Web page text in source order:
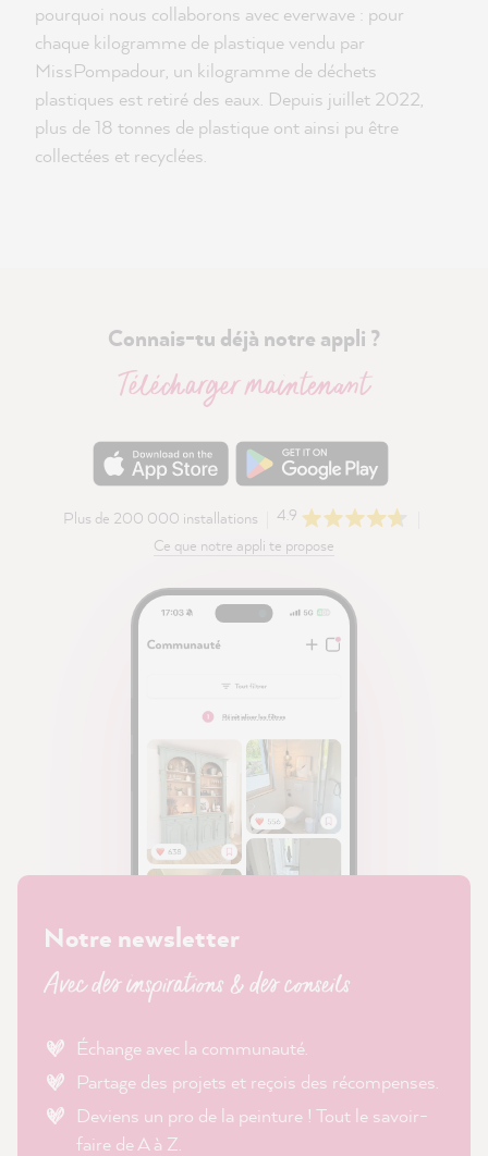
pourquoi nous collaborons avec everwave : pour
chaque kilogramme de plastique vendu par
MissPompadour, un kilogramme de déchets
plastiques est retiré des eaux. Depuis juillet 2022,
plus de 18 tonnes de plastique ont ainsi pu être
collectées et recyclées.
Connais-tu déjà notre appli ?
Télécharger maintenant
Plus de 200 000 installations
4.9
Ce que notre appli te propose
Notre newsletter
Avec des inspirations & des conseils
Échange avec la communauté.
Partage des projets et reçois des récompenses.
Deviens un pro de la peinture ! Tout le savoir-
faire de A à Z.